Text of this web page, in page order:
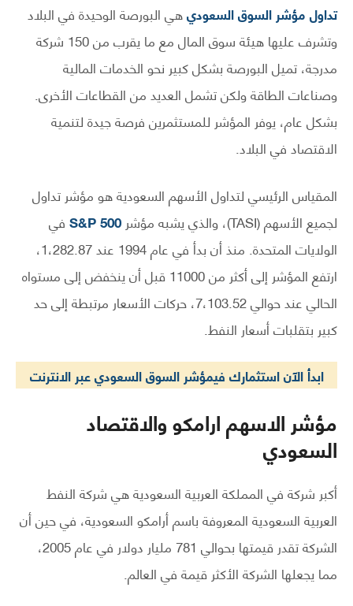
تداول مؤشر السوق السعوديهي البورصة الوحيدة في البلاد
وتشرف عليها هيئة سوق المال مع ما يقرب من 150 شركة
مدرجة، تميل البورصة بشكل كبير نحو الخدمات المالية
وصناعات الطاقة ولكن تشمل العديد من القطاعات الأخرى.
بشكل عام، يوفر المؤشر للمستثمرين فرصة جيدة لتنمية
الاقتصاد في البلاد.
المقياس الرئيسي لتداول الأسهم السعودية هو مؤشر تداول
لجميع الأسهم (TASI)، والذي يشبه مؤشر
S&P 500في
الولايات المتحدة. منذ أن بدأ في عام 1994 عند 1،282.87،
ارتفع المؤشر إلى أكثر من 11000 قبل أن ينخفض ​​إلى مستواه
الحالي عند حوالي 7،103.52، حركات الأسعار مرتبطة إلى حد
كبير بتقلبات أسعار النفط.
ابدأ الآن استثمارك فيمؤشر السوق السعوديعبر الانترنت
مؤشر الاسهم ارامكو والاقتصاد
السعودي
أكبر شركة في المملكة العربية السعودية هي شركة النفط
العربية السعودية المعروفة باسم أرامكو السعودية، في حين أن
الشركة تقدر قيمتها بحوالي 781 مليار دولار في عام 2005،
مما يجعلها الشركة الأكثر قيمة في العالم.